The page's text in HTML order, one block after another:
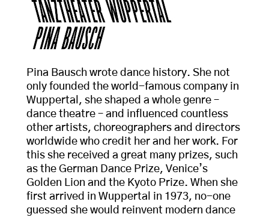
Pina Bausch wrote dance history. She not
only founded the world-famous company in
Wuppertal, she shaped a whole genre –
dance theatre – and influenced countless
other artists, choreographers and directors
worldwide who credit her and her work. For
this she received a great many prizes, such
as the German Dance Prize, Venice’s
Golden Lion and the Kyoto Prize. When she
first arrived in Wuppertal in 1973, no-one
guessed she would reinvent modern dance